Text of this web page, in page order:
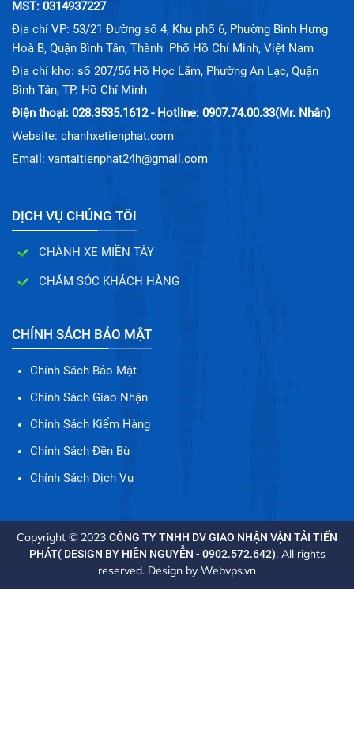
MST: 0314937227
Địa chỉ VP: 53/21 Đường số 4, Khu phố 6, Phường Bình Hưng
Hoà B, Quận Bình Tân, Thành Phố Hồ Chí Minh, Việt Nam
Địa chỉ kho: số 207/56 Hồ Học Lãm, Phường An Lạc, Quận
Bình Tân, TP. Hồ Chí Minh
Điện thoại: 028.3535.1612 - Hotline: 0907.74.00.33(Mr. Nhân)
Website: chanhxetienphat.com
Email: vantaitienphat24h@gmail.com
DỊCH VỤ CHÚNG TÔI
CHÀNH XE MIỀN TÂY
CHĂM SÓC KHÁCH HÀNG
CHÍNH SÁCH BẢO MẬT
Chính Sách Bảo Mật
Chính Sách Giao Nhận
Chính Sách Kiểm Hàng
Chính Sách Đền Bù
Chính Sách Dịch Vụ
Copyright © 2023 CÔNG TY TNHH DV GIAO NHẬN VẬN TẢI TIẾN
PHÁT( DESIGN BY HIỀN NGUYỄN - 0902.572.642). All rights
reserved. Design by Webvps.vn